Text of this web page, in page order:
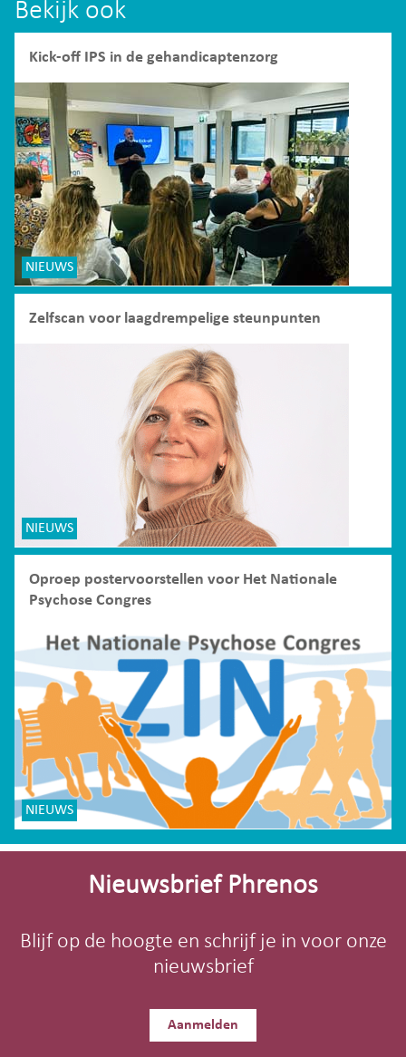
Bekijk ook
Kick-off IPS in de gehandicaptenzorg
NIEUWS
Zelfscan voor laagdrempelige steunpunten
NIEUWS
Oproep postervoorstellen voor Het Nationale
Psychose Congres
NIEUWS
Site-
Nieuwsbrief Phrenos
Blijf op de hoogte en schrijf je in voor onze
nieuwsbrief
Aanmelden